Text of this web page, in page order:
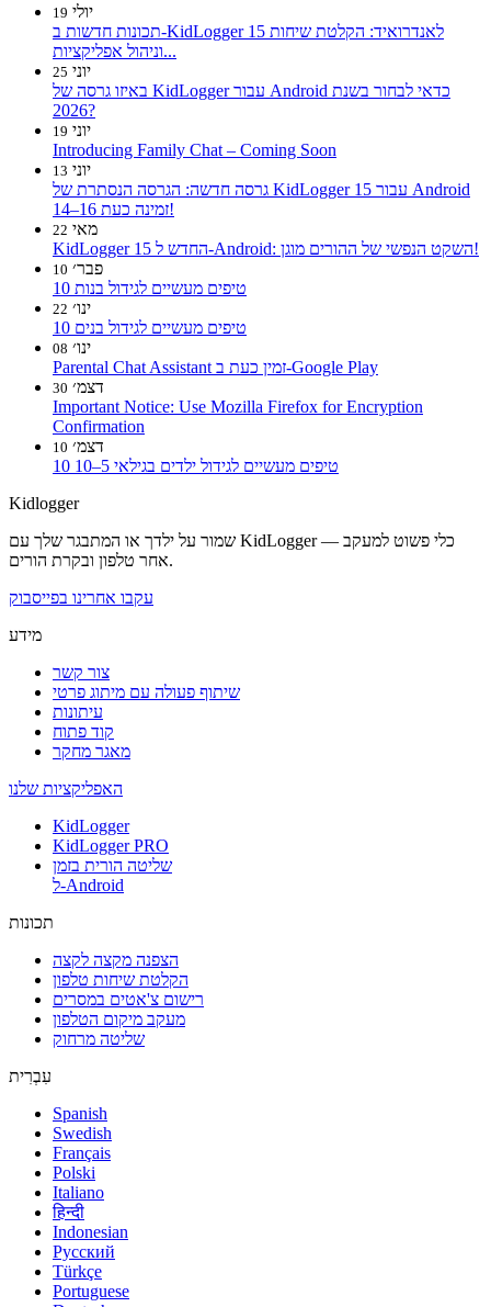
19 יולי
תכונות חדשות ב-KidLogger 15 לאנדרואיד: הקלטת שיחות
וניהול אפליקציות...
25 יוני
באיזו גרסה של KidLogger עבור Android כדאי לבחור בשנת
2026?
19 יוני
Introducing Family Chat – Coming Soon
13 יוני
גרסה חדשה: הגרסה הנסתרת של KidLogger 15 עבור Android
14–16 זמינה כעת!
22 מאי
KidLogger 15 החדש ל-Android: השקט הנפשי של ההורים מוגן!
10 פבר׳
10 טיפים מעשיים לגידול בנות
22 ינו׳
10 טיפים מעשיים לגידול בנים
08 ינו׳
Parental Chat Assistant זמין כעת ב-Google Play
30 דצמ׳
Important Notice: Use Mozilla Firefox for Encryption
Confirmation
10 דצמ׳
10 טיפים מעשיים לגידול ילדים בגילאי 5–10
Kidlogger
שמור על ילדך או המתבגר שלך עם KidLogger — כלי פשוט למעקב
אחר טלפון ובקרת הורים.
עקבו אחרינו בפייסבוק
מידע
צור קשר
שיתוף פעולה עם מיתוג פרטי
עיתונות
קוד פתוח
מאגר מחקר
האפליקציות שלנו
KidLogger
KidLogger PRO
שליטה הורית בזמן
ל-Android
תכונות
הצפנה מקצה לקצה
הקלטת שיחות טלפון
רישום צ'אטים במסרים
מעקב מיקום הטלפון
שליטה מרחוק
עִבְרִית
Spanish
Swedish
Français
Polski
Italiano
हिन्दी
Indonesian
Русский
Türkçe
Portuguese